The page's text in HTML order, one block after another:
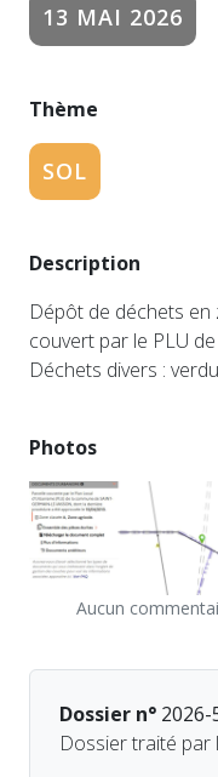
13 MAI 2026
Thème
SOL
Description
Dépôt de déchets
couvert par le PLU
Déchets divers :
Photos
Aucun
Dossier n° 2026-
Dossier traité par